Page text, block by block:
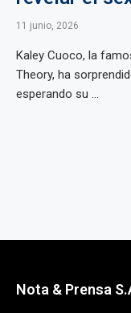
11 junio, 2026
Kaley Cuoco, la
Theory, ha
esperando su ...
Nota & Prensa